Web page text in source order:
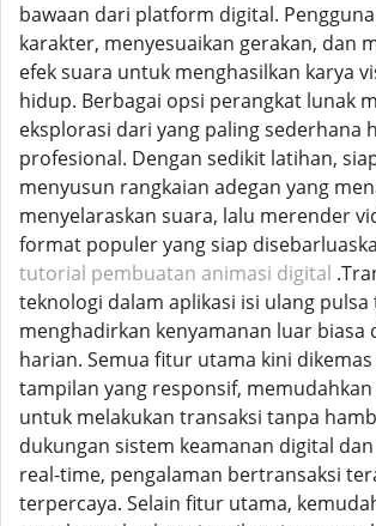
bawaan dari platform digital.
karakter, menyesuaikan gerakan, dan
efek suara untuk menghasilkan karya
hidup. Berbagai opsi perangkat lunak
eksplorasi dari yang paling sederhana
profesional. Dengan sedikit latihan,
menyusun rangkaian adegan yang
menyelaraskan suara, lalu merender
format populer yang siap
tutorial pembuatan animasi digital
teknologi dalam aplikasi isi ulang pulsa
menghadirkan kenyamanan luar biasa
harian. Semua fitur utama kini
tampilan yang responsif,
untuk melakukan transaksi tanpa
dukungan sistem keamanan digital
real-time, pengalaman bertransaksi
terpercaya. Selain fitur utama,